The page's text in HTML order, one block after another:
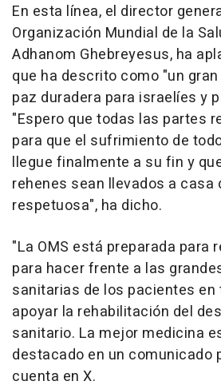
En esta línea, el director
Organización Mundial de la
Adhanom Ghebreyesus, ha
que ha descrito como "un
paz duradera para israelíes y
"Espero que todas las partes
para que el sufrimiento de
llegue finalmente a su fin y
rehenes sean llevados a casa
respetuosa", ha dicho.
"La OMS está preparada para
para hacer frente a las
sanitarias de los pacientes en
apoyar la rehabilitación del
sanitario. La mejor medicina
destacado en un comunicado
cuenta en X.